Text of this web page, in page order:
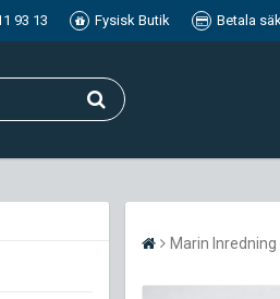
93 13 Fysisk Butik Betala
Marin Inredning